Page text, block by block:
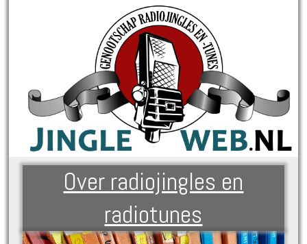
Over radiojingles en
radiotunes